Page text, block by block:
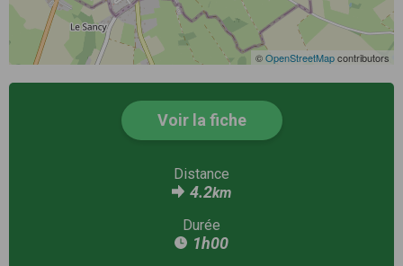
©OpenStreetMapcontributors
Voir la fiche
Distance
4.2km
Durée
1h00